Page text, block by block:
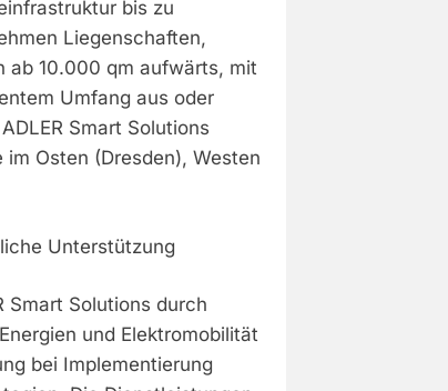
bis zu
Liegenschaften,
ab 10.000 qm aufwärts, mit
Umfang aus oder
Smart Solutions
Osten (Dresden), Westen
Unterstützung
Smart Solutions durch
und Elektromobilität
bei Implementierung